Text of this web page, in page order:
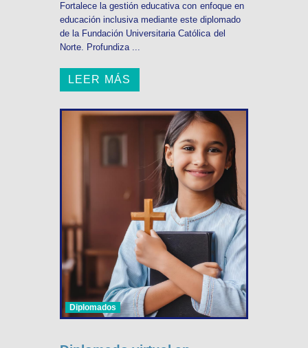
Fortalece la gestión educativa con enfoque en
educación inclusiva mediante este diplomado
de la Fundación Universitaria Católica del
Norte. Profundiza ...
LEER MÁS
Diplomados